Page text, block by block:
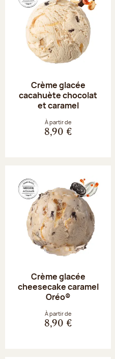
Crème glacée
cacahuète chocolat
et caramel
À partir de
8,90 €
Crème glacée
cheesecake caramel
Oréo®
À partir de
8,90 €